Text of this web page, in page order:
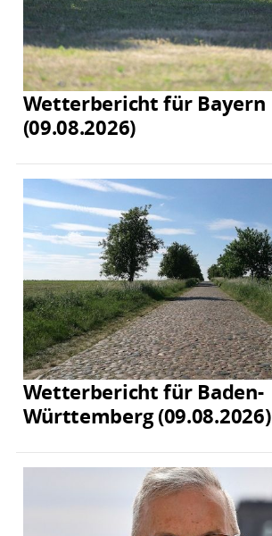
Wetterbericht für Bayern
(09.08.2026)
Wetterbericht für Baden-
Württemberg (09.08.2026)